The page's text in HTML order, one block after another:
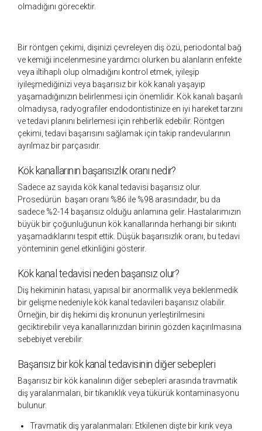
olmadığını görecektir.
Bir röntgen çekimi, dişinizi çevreleyen diş özü, periodontal bağ
ve kemiği incelenmesine yardımcı olurken bu alanların enfekte
veya iltihaplı olup olmadığını kontrol etmek, iyileşip
iyileşmediğinizi veya başarısız bir kök kanalı yaşayıp
yaşamadığınızın belirlenmesi için önemlidir. Kök kanalı başarılı
olmadıysa, radyografiler endodontistinize en iyi hareket tarzını
ve tedavi planını belirlemesi için rehberlik edebilir. Röntgen
çekimi, tedavi başarısını sağlamak için takip randevularının
ayrılmaz bir parçasıdır.
Kök kanallarının başarısızlık oranı nedir?
Sadece az sayıda kök kanal tedavisi başarısız olur.
Prosedürün başarı oranı %86 ile %98 arasındadır, bu da
sadece %2-14 başarısız olduğu anlamına gelir. Hastalarımızın
büyük bir çoğunluğunun kök kanallarında herhangi bir sıkıntı
yaşamadıklarını tespit ettik. Düşük başarısızlık oranı, bu tedavi
yönteminin genel etkinliğini gösterir.
Kök kanal tedavisi neden başarısız olur?
Diş hekiminin hatası, yapısal bir anormallik veya beklenmedik
bir gelişme nedeniyle kök kanal tedavileri başarısız olabilir.
Örneğin, bir diş hekimi diş kronunun yerleştirilmesini
geciktirebilir veya kanallarınızdan birinin gözden kaçırılmasına
sebebiyet verebilir.
Başarısız bir kök kanal tedavisinin diğer sebepleri
Başarısız bir kök kanalının diğer sebepleri arasında travmatik
diş yaralanmaları, bir tıkanıklık veya tükürük kontaminasyonu
bulunur.
Travmatik diş yaralanmaları: Etkilenen dişte bir kırık veya